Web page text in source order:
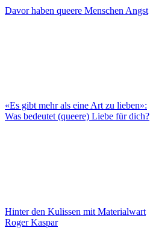
Davor haben queere Menschen Angst
«Es gibt mehr als eine Art zu lieben»:
Was bedeutet (queere) Liebe für dich?
Hinter den Kulissen mit Materialwart
Roger Kaspar